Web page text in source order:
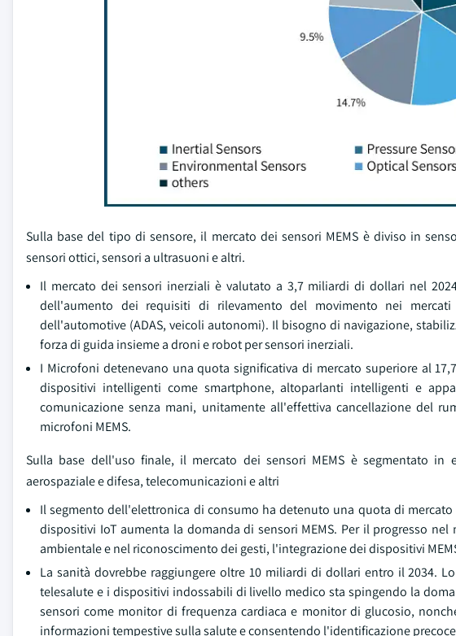
Sulla base del tipo di sensore, il mercato dei sensori MEMS è diviso in
sensori ottici, sensori a ultrasuoni e altri.
Il mercato dei sensori inerziali è valutato a 3,7 miliardi di dollari nel
dell'aumento dei requisiti di rilevamento del movimento nei
dell'automotive (ADAS, veicoli autonomi). Il bisogno di navigazione,
forza di guida insieme a droni e robot per sensori inerziali.
I Microfoni detenevano una quota significativa di mercato superiore al
dispositivi intelligenti come smartphone, altoparlanti intelligenti e
comunicazione senza mani, unitamente all'effettiva cancellazione del
microfoni MEMS.
Sulla base dell'uso finale, il mercato dei sensori MEMS è segmentato
aerospaziale e difesa, telecomunicazioni e altri
Il segmento dell'elettronica di consumo ha detenuto una quota di mercato
dispositivi IoT aumenta la domanda di sensori MEMS. Per il progresso
ambientale e nel riconoscimento dei gesti, l'integrazione dei dispositivi
La sanità dovrebbe raggiungere oltre 10 miliardi di dollari entro il 2034.
telesalute e i dispositivi indossabili di livello medico sta spingendo la
sensori come monitor di frequenza cardiaca e monitor di glucosio,
informazioni tempestive sulla salute e consentendo l'identificazione